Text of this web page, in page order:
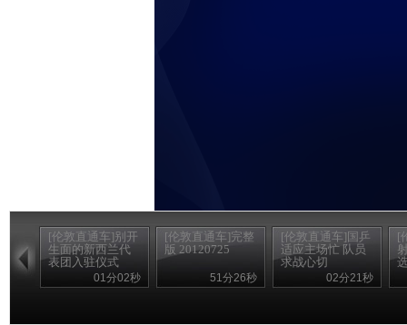
[伦敦直通车]别开
生面的新西兰代
表团入驻仪式
01分02秒
[伦敦直通车]完整
版 20120725
51分26秒
[伦敦直通车]国乒
适应主场忙 队员
求战心切
02分21秒
[